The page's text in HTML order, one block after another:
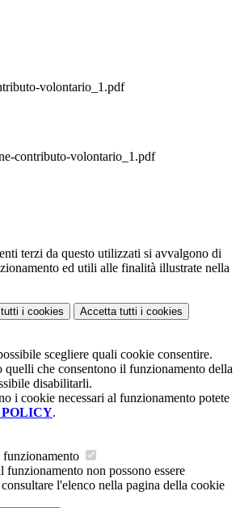
volontario_1.pdf
contributo-volontario_1.pdf
terzi da questo utilizzati si avvalgono di
ed utili alle finalità illustrate nella
i cookies Accetta tutti i cookies
scegliere quali cookie consentire.
quelli che consentono il funzionamento della
disabilitarli.
i cookie necessari al funzionamento potete
.
funzionamento
funzionamento non possono essere
l'elenco nella pagina della cookie